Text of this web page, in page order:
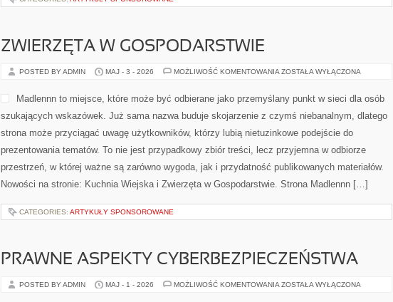
ZWIERZĘTA W GOSPODARSTWIE
POSTED BY ADMIN MAJ - 3 - 2026 MOŻLIWOŚĆ KOMENTOWANIA ZWIERZĘTA
ZOSTAŁA WYŁĄCZONA
Madlennn to miejsce, które może być odbierane jako przemyślany punkt w sieci dla osób
szukających wskazówek. Już sama nazwa buduje skojarzenie z czymś niebanalnym, dlatego
strona może przyciągać uwagę użytkowników, którzy lubią nietuzinkowe podejście do
prezentowania tematów. To nie jest przypadkowy zbiór treści, lecz przyjemna w odbiorze
przestrzeń, w której ważne są zarówno wygoda, jak i przydatność publikowanych materiałów.
Nowości na stronie: Kuchnia Wiejska i Zwierzęta w Gospodarstwie. Strona Madlennn […]
CATEGORIES: ARTYKUŁY SPONSOROWANE
PRAWNE ASPEKTY CYBERBEZPIECZEŃSTWA
POSTED BY ADMIN MAJ - 1 - 2026 MOŻLIWOŚĆ KOMENTOWANIA PRAWNE
ZOSTAŁA WYŁĄCZONA